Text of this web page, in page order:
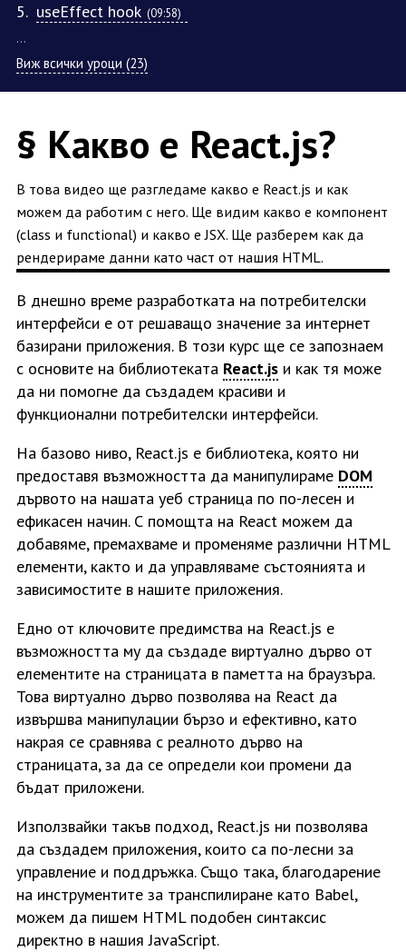
5. useEffect hook (09:58)
…
Виж всички уроци (23)
§ Какво е React.js?
В това видео ще разгледаме какво е React.js и как
можем да работим с него. Ще видим какво е компонент
(class и functional) и какво е JSX. Ще разберем как да
рендерираме данни като част от нашия HTML.
В днешно време разработката на потребителски
интерфейси е от решаващо значение за интернет
базирани приложения. В този курс ще се запознаем
с основите на библиотеката React.js и как тя може
да ни помогне да създадем красиви и
функционални потребителски интерфейси.
На базово ниво, React.js е библиотека, която ни
предоставя възможността да манипулираме DOM
дървото на нашата уеб страница по по-лесен и
ефикасен начин. С помощта на React можем да
добавяме, премахваме и променяме различни HTML
елементи, както и да управляваме състоянията и
зависимостите в нашите приложения.
Едно от ключовите предимства на React.js е
възможността му да създаде виртуално дърво от
елементите на страницата в паметта на браузъра.
Това виртуално дърво позволява на React да
извършва манипулации бързо и ефективно, като
накрая се сравнява с реалното дърво на
страницата, за да се определи кои промени да
бъдат приложени.
Използвайки такъв подход, React.js ни позволява
да създадем приложения, които са по-лесни за
управление и поддръжка. Също така, благодарение
на инструментите за транспилиране като Babel,
можем да пишем HTML подобен синтаксис
директно в нашия JavaScript.